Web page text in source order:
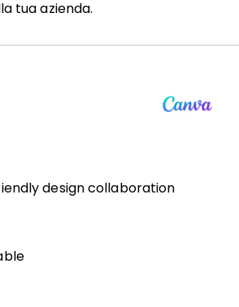
tua azienda.
design collaboration